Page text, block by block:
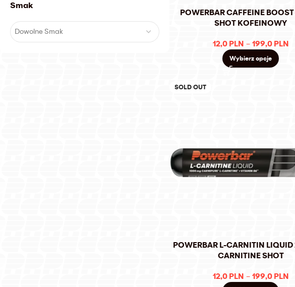
Smak
Dowolne Smak
POWERBAR CAFFEINE
SHOT KOFEINOWY
12,0 PLN – 199,0 PLN
Wybierz opcje
SOLD OUT
POWERBAR L-CARNITIN LIQUID
CARNITINE SHOT
12,0 PLN – 199,0 PLN